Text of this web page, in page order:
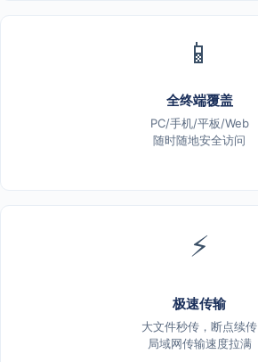
📱
全终端覆盖
PC/手机/平板/Web
随时随地安全访问
⚡
极速传输
大文件秒传，断点续传
局域网传输速度拉满